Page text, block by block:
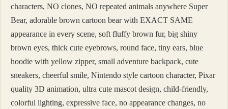
characters, NO clones, NO repeated animals anywhere Super
Bear, adorable brown cartoon bear with EXACT SAME
appearance in every scene, soft fluffy brown fur, big shiny
brown eyes, thick cute eyebrows, round face, tiny ears, blue
hoodie with yellow zipper, small adventure backpack, cute
sneakers, cheerful smile, Nintendo style cartoon character, Pixar
quality 3D animation, ultra cute mascot design, child-friendly,
colorful lighting, expressive face, no appearance changes, no